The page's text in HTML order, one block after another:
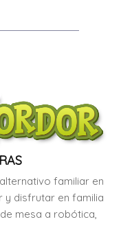
familiar en
y disfrutar en familia
mesa a robótica,